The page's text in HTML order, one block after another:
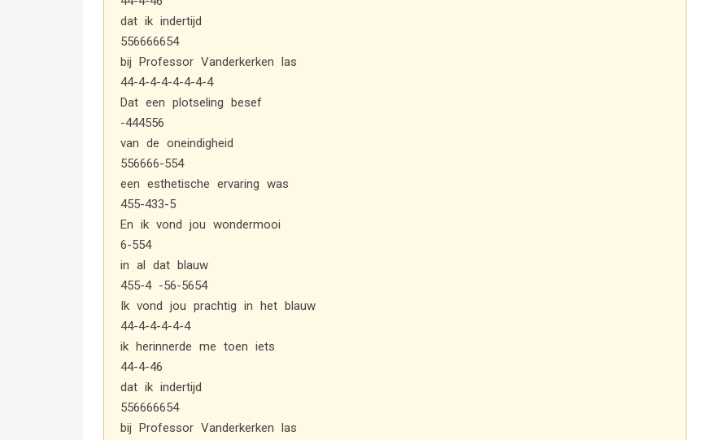
dat ik indertijd
556666654
bij Professor Vanderkerken las
44-4-4-4-4-4-4-4
Dat een plotseling besef
-444556
van de oneindigheid
556666-554
een esthetische ervaring was
455-433-5
En ik vond jou wondermooi
6-554
in al dat blauw
455-4 -56-5654
Ik vond jou prachtig in het blauw
44-4-4-4-4-4
ik herinnerde me toen iets
44-4-46
dat ik indertijd
556666654
bij Professor Vanderkerken las